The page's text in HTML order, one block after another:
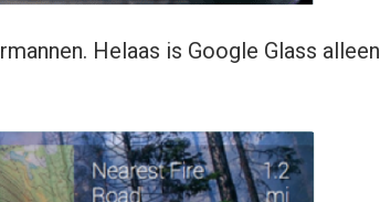
Helaas is Google Glass alleen